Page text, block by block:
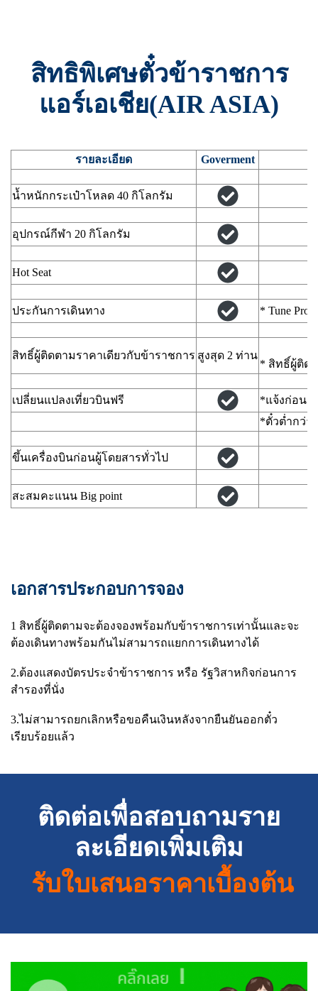
สิทธิพิเศษตั๋วข้าราชการ
แอร์เอเชีย(AIR ASIA)
รายละเอียด Goverment
น้ำหนักกระเป๋าโหลด 40 กิโลกรัม
อุปกรณ์กีฬา 20 กิโลกรัม
Hot Seat
ประกันการเดินทาง * Tune
สิทธิ์ผู้ติดตามราคาเดียวกับข้าราชการ สูงสุด 2 ท่าน
* สิทธิ์ผู้ติด
เปลี่ยนแปลงเที่ยวบินฟรี
*แจ้งก่อนก
*ตั๋วต่ำกว่า
ขึ้นเครื่องบินก่อนผู้โดยสารทั่วไป
สะสมคะแนน Big point
เอกสารประกอบการจอง
1 สิทธิ์ผู้ติดตามจะต้องจองพร้อมกับข้าราชการเท่านั้นและจะ
ต้องเดินทางพร้อมกันไม่สามารถแยกการเดินทางได้
2.ต้องแสดงบัตรประจำข้าราชการ หรือ รัฐวิสาหกิจก่อนการ
สำรองที่นั่ง
3.ไม่สามารถยกเลิกหรือขอคืนเงินหลังจากยืนยันออกตั๋ว
เรียบร้อยแล้ว
ติดต่อเพื่อสอบถามราย
ละเอียดเพิ่มเติม
รับใบเสนอราคาเบื้องต้น